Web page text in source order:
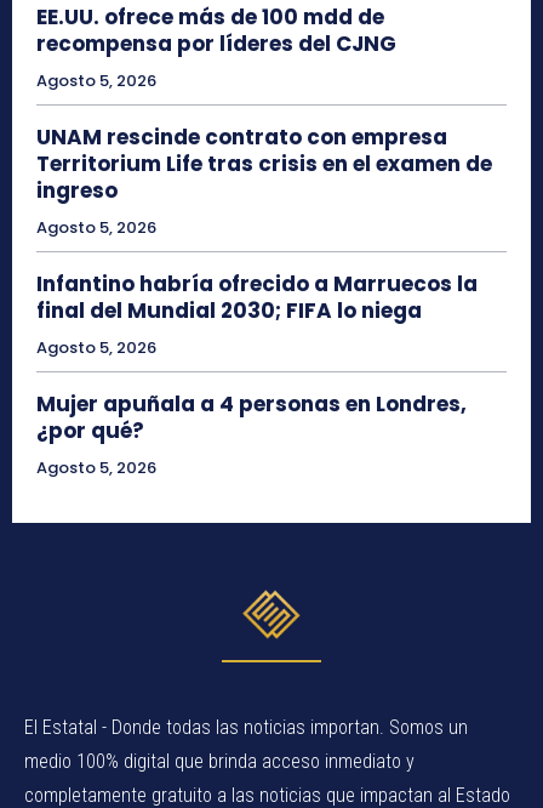
EE.UU. ofrece más de 100 mdd de
recompensa por líderes del CJNG
Agosto 5, 2026
UNAM rescinde contrato con empresa
Territorium Life tras crisis en el examen de
ingreso
Agosto 5, 2026
Infantino habría ofrecido a Marruecos la
final del Mundial 2030; FIFA lo niega
Agosto 5, 2026
Mujer apuñala a 4 personas en Londres,
¿por qué?
Agosto 5, 2026
El Estatal - Donde todas las noticias importan. Somos un
medio 100% digital que brinda acceso inmediato y
completamente gratuito a las noticias que impactan al Estado